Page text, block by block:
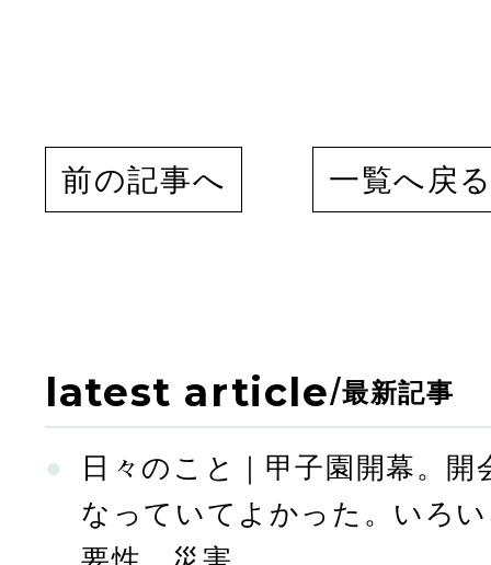
前の記事へ 一覧へ戻
latest article/最新記事
日々のこと｜甲子園開幕。
なっていてよかった。いろ